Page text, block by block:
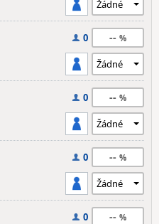
0 --
0 --
0 --
0 --